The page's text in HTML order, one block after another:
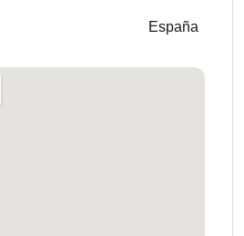
España